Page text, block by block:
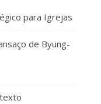
para Igrejas
de Byung-